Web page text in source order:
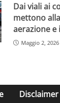
Dai viali ai
mettono
aerazione e
Maggio 2, 2026
Disclaimer